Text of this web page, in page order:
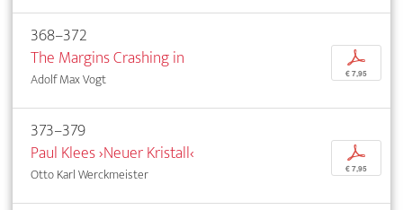
368–372
The Margins Crashing in
Adolf Max Vogt
p
€ 7,95
373–379
Paul Klees ›Neuer Kristall‹
Otto Karl Werckmeister
p
€ 7,95